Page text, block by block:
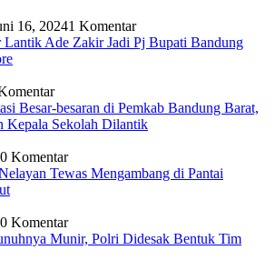
16, 20241 Komentar
Lantik Ade Zakir Jadi Pj Bupati Bandung
Besar-besaran di Pemkab Bandung Barat,
Kepala Sekolah Dilantik
0 Komentar
Tewas Mengambang di Pantai
0 Komentar
Munir, Polri Didesak Bentuk Tim